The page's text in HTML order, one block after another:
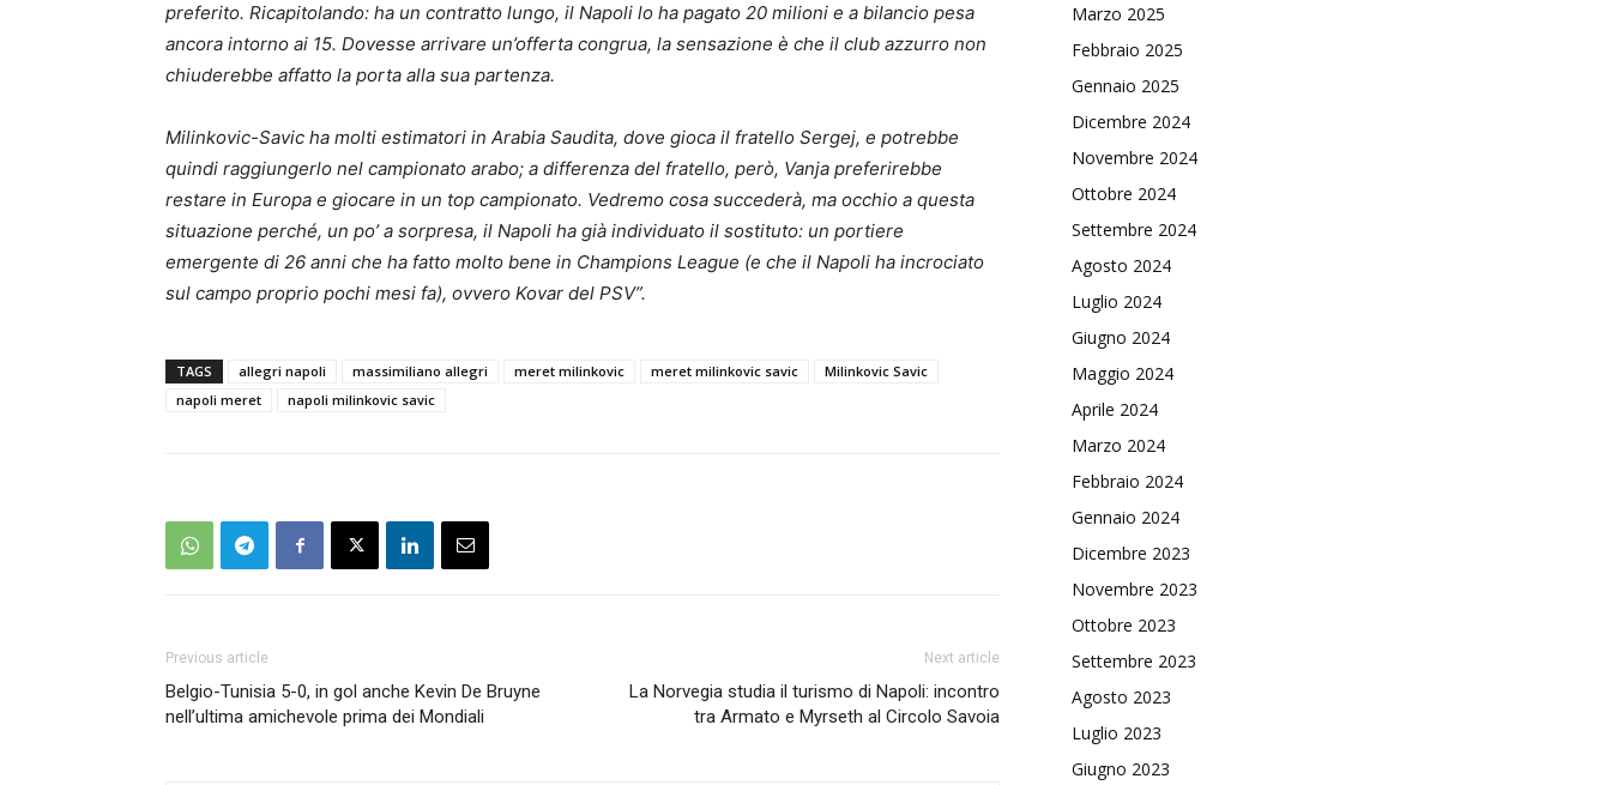
preferito. Ricapitolando: ha un contratto lungo, il Napoli lo ha pagato 20 milioni e a bilancio pesa
ancora intorno ai 15. Dovesse arrivare un’offerta congrua, la sensazione è che il club azzurro non
chiuderebbe affatto la porta alla sua partenza.
Milinkovic-Savic ha molti estimatori in Arabia Saudita, dove gioca il fratello Sergej, e potrebbe
quindi raggiungerlo nel campionato arabo; a differenza del fratello, però, Vanja preferirebbe
restare in Europa e giocare in un top campionato. Vedremo cosa succederà, ma occhio a questa
situazione perché, un po’ a sorpresa, il Napoli ha già individuato il sostituto: un portiere
emergente di 26 anni che ha fatto molto bene in Champions League (e che il Napoli ha incrociato
sul campo proprio pochi mesi fa), ovvero Kovar del PSV”.
TAGS allegri napoli massimiliano allegri meret milinkovic meret milinkovic savic
Milinkovic Savic
napoli meret
napoli milinkovic savic
Previous article
Belgio-Tunisia 5-0, in gol anche Kevin De Bruyne
nell’ultima amichevole prima dei Mondiali
Next article
La Norvegia studia il turismo di Napoli: incontro
tra Armato e Myrseth al Circolo Savoia
Marzo 2025
Febbraio 2025
Gennaio 2025
Dicembre 2024
Novembre 2024
Ottobre 2024
Settembre 2024
Agosto 2024
Luglio 2024
Giugno 2024
Maggio 2024
Aprile 2024
Marzo 2024
Febbraio 2024
Gennaio 2024
Dicembre 2023
Novembre 2023
Ottobre 2023
Settembre 2023
Agosto 2023
Luglio 2023
Giugno 2023